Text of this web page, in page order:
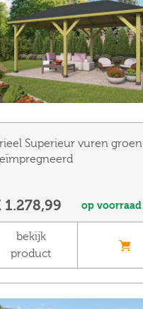
Superieur vuren groen
1.278,99 op voorraad
bekijk
product